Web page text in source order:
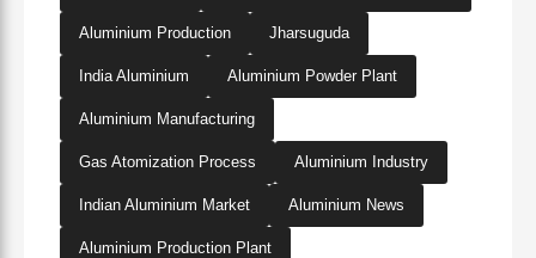
Aluminium Production Jharsuguda
India Aluminium Aluminium Powder Plant
Aluminium Manufacturing
Gas Atomization Process Aluminium Industry
Indian Aluminium Market Aluminium News
Aluminium Production Plant